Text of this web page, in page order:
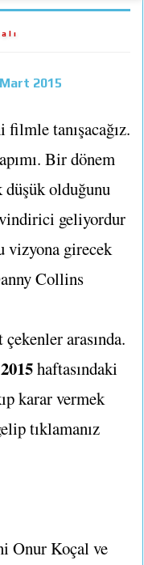
2015
tanışacağız.
Bir dönem
düşük olduğunu
geliyordur
vizyona girecek
Collins
arasında.
haftasındaki
karar vermek
tıklamanız
Onur Koçal ve